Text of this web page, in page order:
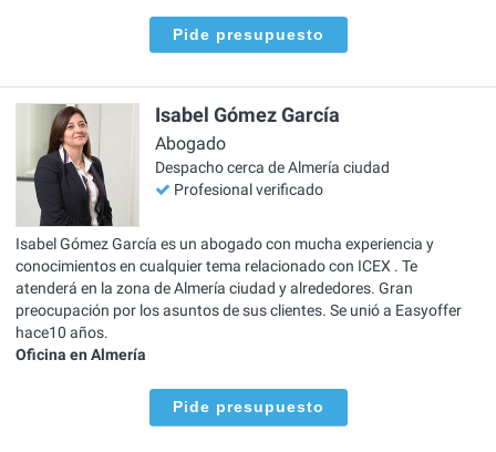
Pide presupuesto
Isabel Gómez García
Abogado
Despacho cerca de Almería ciudad
Profesional verificado
Isabel Gómez García es un abogado con mucha experiencia y
conocimientos en cualquier tema relacionado con ICEX . Te
atenderá en la zona de Almería ciudad y alrededores. Gran
preocupación por los asuntos de sus clientes. Se unió a Easyoffer
hace10 años.
Oficina en Almería
Pide presupuesto